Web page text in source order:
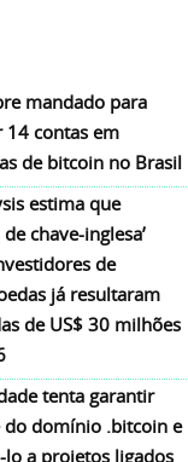
mandado para
14 contas em
de bitcoin no Brasil
estima que
de chave-inglesa’
de
já resultaram
de US$ 30 milhões
tenta garantir
domínio .bitcoin e
lo a projetos ligados